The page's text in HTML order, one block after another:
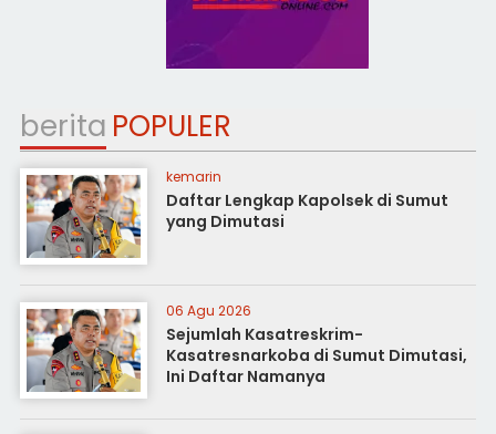
berita POPULER
kemarin
Daftar Lengkap Kapolsek di Sumut
yang Dimutasi
06 Agu 2026
Sejumlah Kasatreskrim-
Kasatresnarkoba di Sumut Dimutasi,
Ini Daftar Namanya